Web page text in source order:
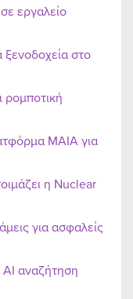
εργαλείο
στο
MAIA για
η Nuclear
για ασφαλείς
αναζήτηση